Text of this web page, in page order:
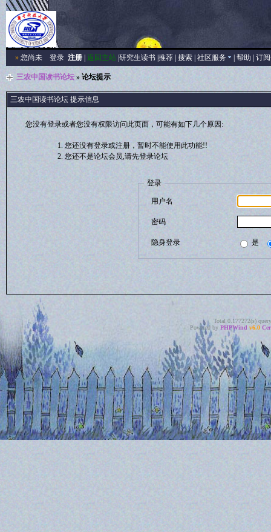
»您尚未 登录 注册| 返回主站| 研究生读书| 推荐| 搜索| 社区服务 帮助 订
三农中国读书论坛» 论坛提示
三农中国读书论坛 提示信息
您没有登录或者您没有权限访问此页面，可能有如下几个原因:
您还没有登录或注册，暂时不能使用此功能!!
您还不是论坛会员,请先登录论坛
登录
用户名
密码
隐身登录 是
Total 0.177272(s)
Powered by PHPWind v6.0